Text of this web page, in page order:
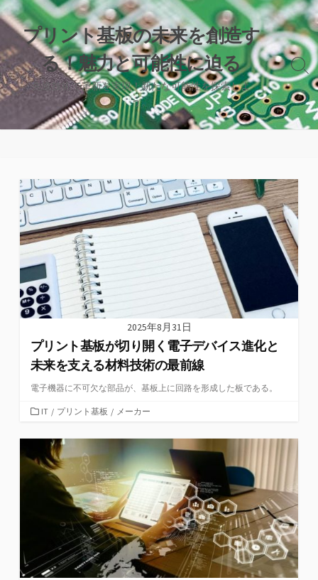
コ
ン
テ
ン
ツ
へ
キ
プリント基板の未来を創造す
る！魅力と可能性に迫る
先進技術で革新を実現！新たな可能性を探索しよ
う。
検
索
切
り
替
2025年8月31日
プリント基板が切り開く電子デバイス進化と
未来を支える材料技術の最前線
電子機器に不可欠な部品が、基板上に回路を形成した板である。
カ
ゴ
ー
IT / プリント基板 / メーカー